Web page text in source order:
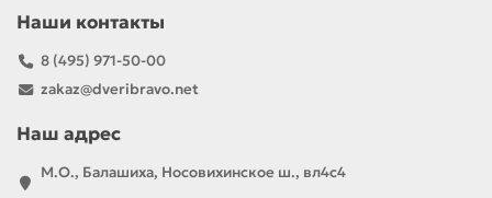
Наши контакты
8 (495) 971-50-00
zakaz@dveribravo.net
Наш адрес
М.О., Балашиха, Носовихинское ш., вл4с4